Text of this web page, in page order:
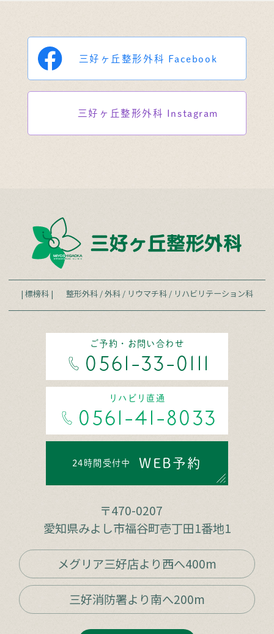
三好ヶ丘整形外科 Facebook
三好ヶ丘整形外科 Instagram
| 標榜科 | 整形外科/外科/ リウマチ科/ リハビリテーション科
ご予約・お問い合わせ
0561-33-0111
リハビリ直通
0561-41-8033
24時間受付中 WEB予約
〒470-0207
愛知県みよし市福谷町壱丁田1番地1
メグリア三好店より西へ400m
三好消防署より南へ200m